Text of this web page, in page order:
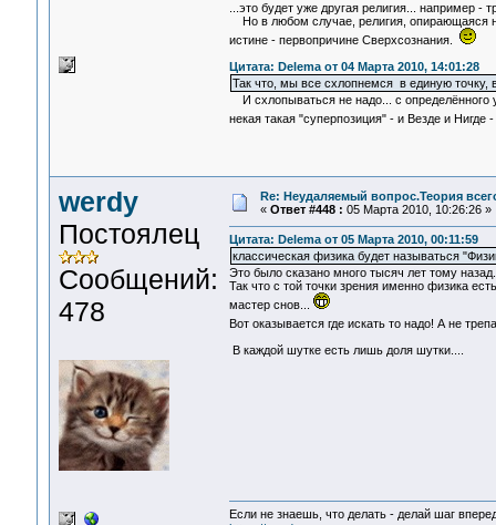
...это будет уже другая религия... например -
Но в любом случае, религия, опирающаяся
истине - первопричине Сверхсознания.
Цитата: Delema от 04 Марта 2010, 14:01:28
Так что, мы все схлопнемся в единую точку,
И схлопываться не надо... с определённого
некая такая "суперпозиция" - и Везде и
werdy
Постоялец
Сообщений:
478
Re: Неудаляемый вопрос.Теория
« Ответ #448 : 05 Марта 2010, 10:26:26 »
Цитата: Delema от 05 Марта 2010, 00:11:59
классическая физика будет называться
Это было сказано много тысяч лет тому
Так что с той точки зрения именно физика
мастер снов...
Вот оказывается где искать то надо! А не
В каждой шутке есть лишь доля шутки....
Если не знаешь, что делать - делай шаг